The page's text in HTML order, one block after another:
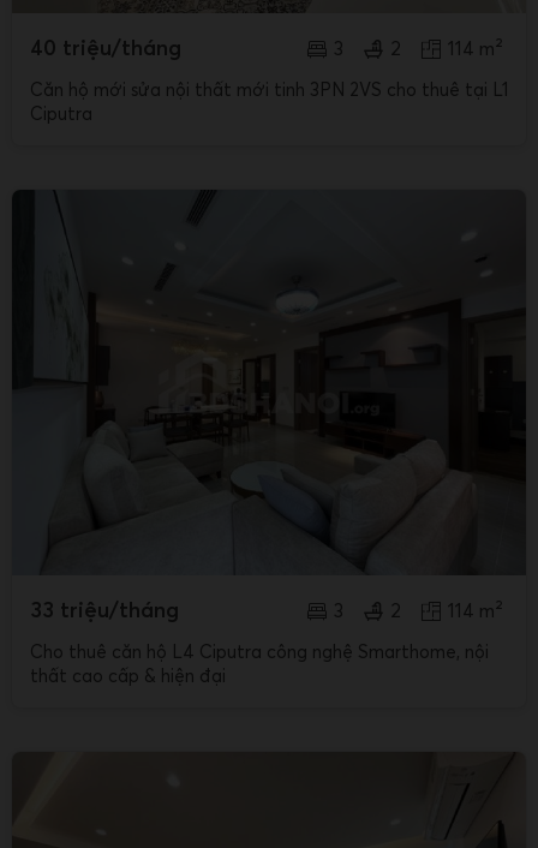
40 triệu/tháng 3 2 114 m²
Căn hộ mới sửa nội thất mới tinh 3PN 2VS cho thuê tại L1
Ciputra
33 triệu/tháng 3 2 114 m²
Cho thuê căn hộ L4 Ciputra công nghệ Smarthome, nội
thất cao cấp & hiện đại